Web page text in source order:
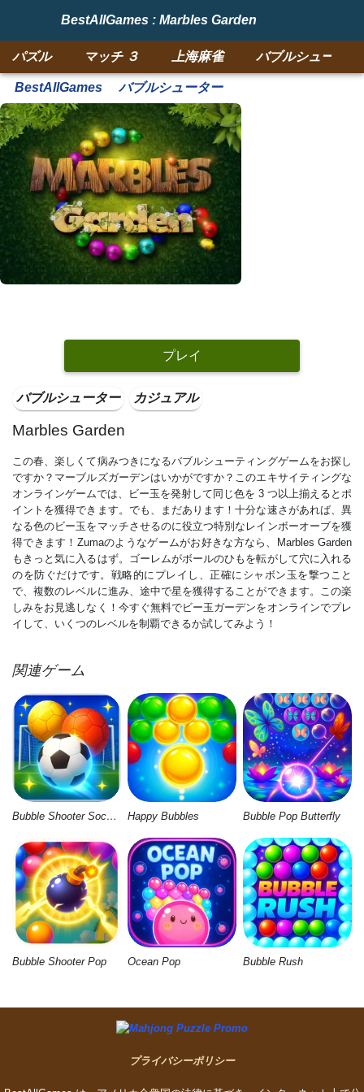
BestAllGames : Marbles Garden
パズル マッチ ３ 上海麻雀 バブルシューター
BestAllGames バブルシューター
プレイ
バブルシューター カジュアル
Marbles Garden
この春、楽しくて病みつきになるバブルシューティングゲームをお探し
ですか？マーブルズガーデンはいかがですか？このエキサイティングな
オンラインゲームでは、ビー玉を発射して同じ色を 3 つ以上揃えるとポ
イントを獲得できます。でも、まだあります！十分な速さがあれば、異
なる色のビー玉をマッチさせるのに役立つ特別なレインボーオーブを獲
得できます！Zumaのようなゲームがお好きな方なら、Marbles Garden
もきっと気に入るはず。ゴーレムがボールのひもを転がして穴に入れる
のを防ぐだけです。戦略的にプレイし、正確にシャボン玉を撃つこと
で、複数のレベルに進み、途中で星を獲得することができます。この楽
しみをお見逃しなく！今すぐ無料でビー玉ガーデンをオンラインでプレ
イして、いくつのレベルを制覇できるか試してみよう！
関連ゲーム
Bubble Shooter Soccer 2 Happy Bubbles Bubble Pop Butterfly
Bubble Shooter Pop Ocean Pop Bubble Rush
プライバシーポリシー